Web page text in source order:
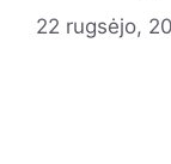
22 rugsėjo,